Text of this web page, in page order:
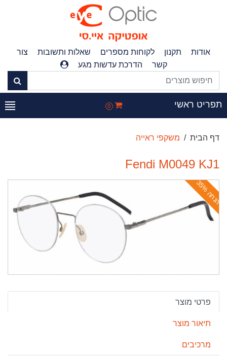
אודות תקנון לקוחות מספרים שאלות ותשובות
צור
קשר
הדרכת עדשות מגע
ראשי 0
דף הבית משקפי ראייה
Fendi M0049 KJ1
ה
נ
ח
ה
3
5
פרטי מוצר
תיאור מוצר
מרכיבים